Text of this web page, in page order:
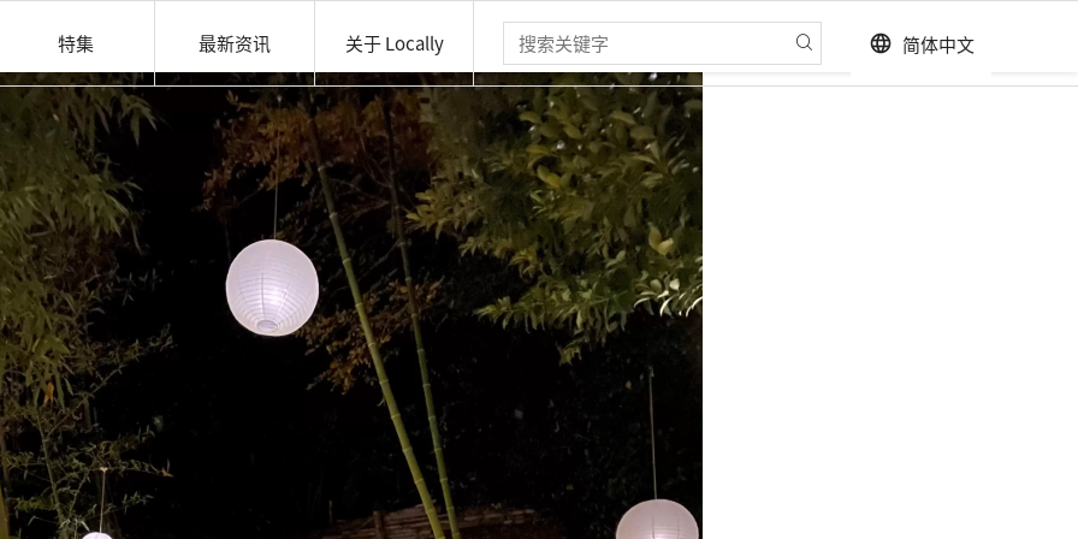
特集 最新资讯 关于 Locally language 简体中文